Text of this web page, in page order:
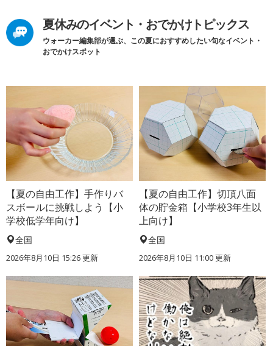
夏休みのイベント・おでかけトピックス
ウォーカー編集部が選ぶ、この夏におすすめしたい旬なイベント・
おでかけスポット
【夏の自由工作】手作りバ
スボールに挑戦しよう【小
学校低学年向け】
全国
2026年8月10日 15:26更新
【夏の自由工作】切頂八面
体の貯金箱【小学校3年生以
上向け】
全国
2026年8月10日 11:00更新